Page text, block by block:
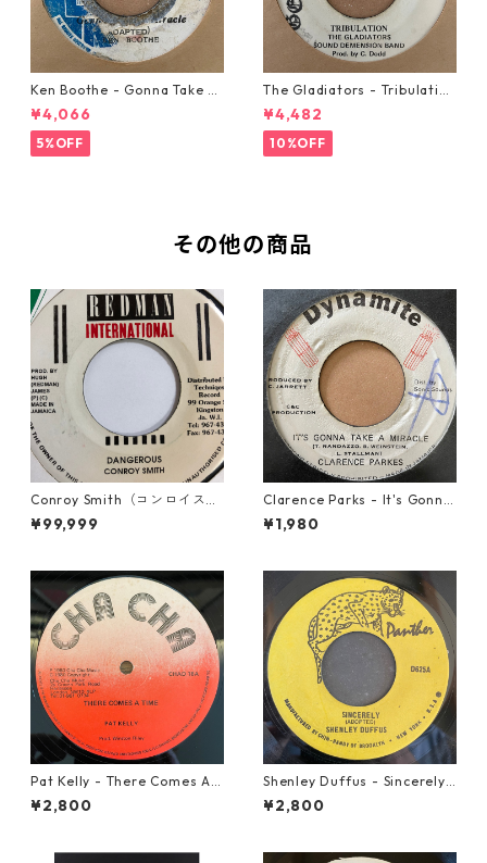
Ken Boothe - Gonna Take A
Miracle【7-21362】
¥4,066
5%OFF
The Gladiators - Tribulation
【7-21365】
¥4,482
10%OFF
その他の商品
Conroy Smith（コンロイスミ
ス） - Dangerous【7'】
¥99,999
Clarence Parks - It's Gonna
Take A Miracle【7-21096】
¥1,980
Pat Kelly - There Comes A T
ime【12-50057】
¥2,800
Shenley Duffus - Sincerely
【7-22021】
¥2,800